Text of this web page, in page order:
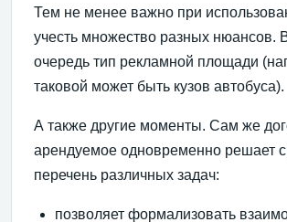
Тем не менее важно при
учесть множество разных нюансов.
очередь тип рекламной площади
таковой может быть кузов автобуса).
А также другие моменты. Сам же
арендуемое одновременно решает
перечень различных задач:
позволяет формализовать